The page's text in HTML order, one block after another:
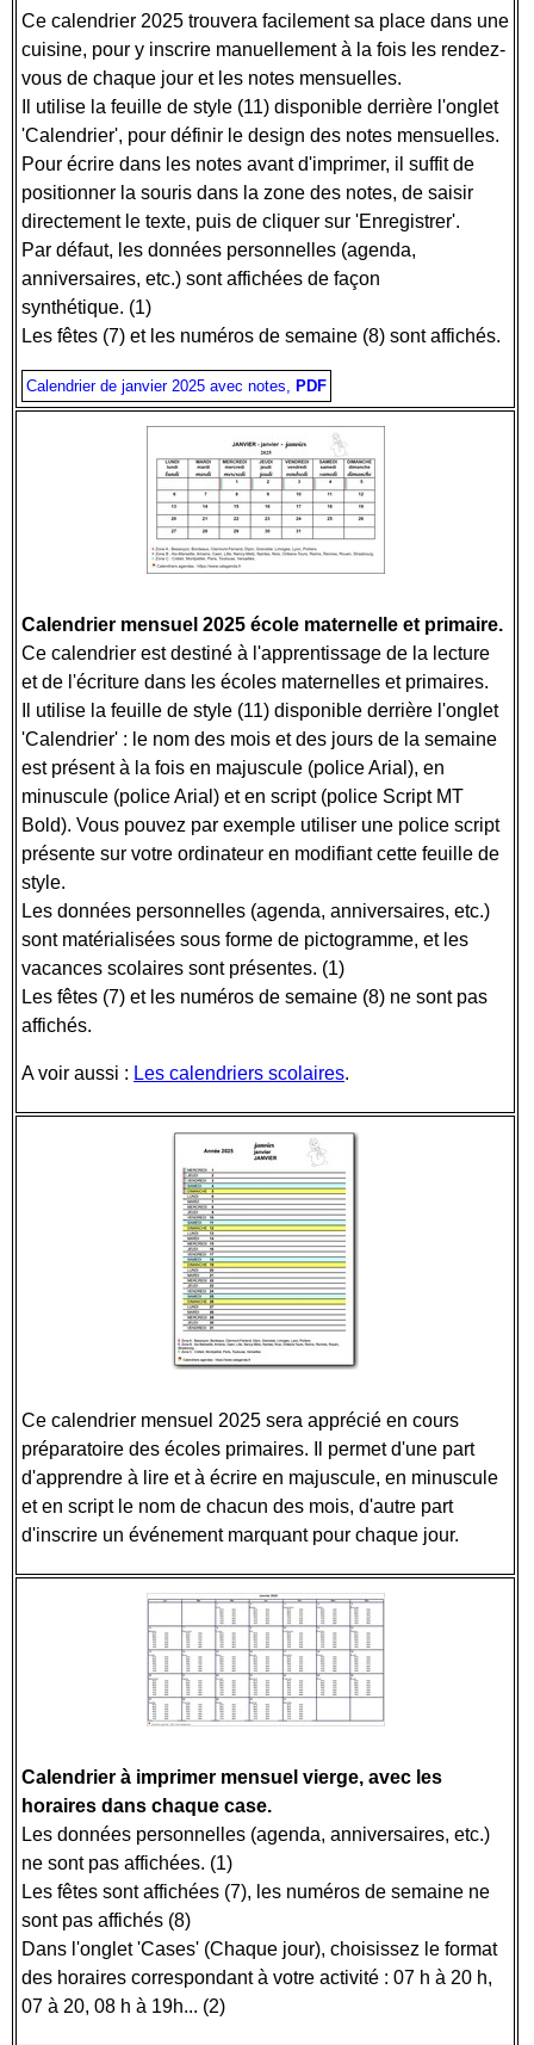
Ce calendrier 2025 trouvera facilement sa place dans une
cuisine, pour y inscrire manuellement à la fois les rendez-
vous de chaque jour et les notes mensuelles.
Il utilise la feuille de style (11) disponible derrière l'onglet
'Calendrier', pour définir le design des notes mensuelles.
Pour écrire dans les notes avant d'imprimer, il suffit de
positionner la souris dans la zone des notes, de saisir
directement le texte, puis de cliquer sur 'Enregistrer'.
Par défaut, les données personnelles (agenda,
anniversaires, etc.) sont affichées de façon
synthétique. (1)
Les fêtes (7) et les numéros de semaine (8) sont affichés.
Calendrier de janvier 2025 avec notes, PDF
Calendrier mensuel 2025 école maternelle et primaire.
Ce calendrier est destiné à l'apprentissage de la lecture
et de l'écriture dans les écoles maternelles et primaires.
Il utilise la feuille de style (11) disponible derrière l'onglet
'Calendrier' : le nom des mois et des jours de la semaine
est présent à la fois en majuscule (police Arial), en
minuscule (police Arial) et en script (police Script MT
Bold). Vous pouvez par exemple utiliser une police script
présente sur votre ordinateur en modifiant cette feuille de
style.
Les données personnelles (agenda, anniversaires, etc.)
sont matérialisées sous forme de pictogramme, et les
vacances scolaires sont présentes. (1)
Les fêtes (7) et les numéros de semaine (8) ne sont pas
affichés.
A voir aussi : Les calendriers scolaires.
Ce calendrier mensuel 2025 sera apprécié en cours
préparatoire des écoles primaires. Il permet d'une part
d'apprendre à lire et à écrire en majuscule, en minuscule
et en script le nom de chacun des mois, d'autre part
d'inscrire un événement marquant pour chaque jour.
Calendrier à imprimer mensuel vierge, avec les
horaires dans chaque case.
Les données personnelles (agenda, anniversaires, etc.)
ne sont pas affichées. (1)
Les fêtes sont affichées (7), les numéros de semaine ne
sont pas affichés (8)
Dans l'onglet 'Cases' (Chaque jour), choisissez le format
des horaires correspondant à votre activité : 07 h à 20 h,
07 à 20, 08 h à 19h... (2)